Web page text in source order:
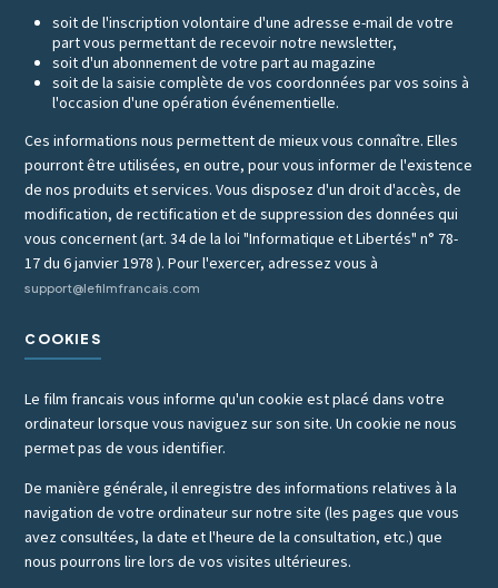
soit de l'inscription volontaire d'une adresse e-mail de votre
part vous permettant de recevoir notre newsletter,
soit d'un abonnement de votre part au magazine
soit de la saisie complète de vos coordonnées par vos soins à
l'occasion d'une opération événementielle.
Ces informations nous permettent de mieux vous connaître. Elles
pourront être utilisées, en outre, pour vous informer de l'existence
de nos produits et services. Vous disposez d'un droit d'accès, de
modification, de rectification et de suppression des données qui
vous concernent (art. 34 de la loi "Informatique et Libertés" n° 78-
17 du 6 janvier 1978 ). Pour l'exercer, adressez vous à
support@lefilmfrancais.com
COOKIES
Le film francais vous informe qu'un cookie est placé dans votre
ordinateur lorsque vous naviguez sur son site. Un cookie ne nous
permet pas de vous identifier.
De manière générale, il enregistre des informations relatives à la
navigation de votre ordinateur sur notre site (les pages que vous
avez consultées, la date et l'heure de la consultation, etc.) que
nous pourrons lire lors de vos visites ultérieures.